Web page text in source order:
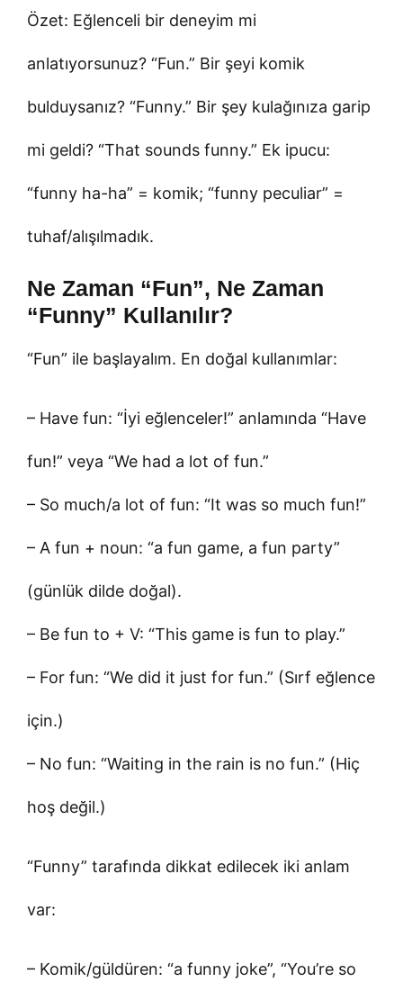
Özet: Eğlenceli bir deneyim mi
anlatıyorsunuz? “Fun.” Bir şeyi komik
bulduysanız? “Funny.” Bir şey kulağınıza garip
mi geldi? “That sounds funny.” Ek ipucu:
“funny ha-ha” = komik; “funny peculiar” =
tuhaf/alışılmadık.
Ne Zaman “Fun”, Ne Zaman
“Funny” Kullanılır?
“Fun” ile başlayalım. En doğal kullanımlar:
– Have fun: “İyi eğlenceler!” anlamında “Have
fun!” veya “We had a lot of fun.”
– So much/a lot of fun: “It was so much fun!”
– A fun + noun: “a fun game, a fun party”
(günlük dilde doğal).
– Be fun to + V: “This game is fun to play.”
– For fun: “We did it just for fun.” (Sırf eğlence
için.)
– No fun: “Waiting in the rain is no fun.” (Hiç
hoş değil.)
“Funny” tarafında dikkat edilecek iki anlam
var:
– Komik/güldüren: “a funny joke”, “You’re so